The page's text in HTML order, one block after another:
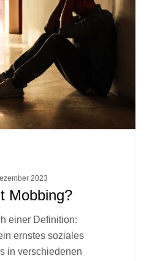
Mobbing?
2023
Mobbing?
einer Definition:
ernstes soziales
in verschiedenen